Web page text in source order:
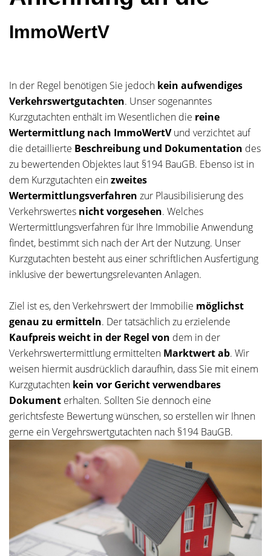
ImmoWertV
In der Regel benötigen Sie jedoch kein aufwendiges
Verkehrswertgutachten. Unser sogenanntes
Kurzgutachten enthält im Wesentlichen die reine
Wertermittlung nach ImmoWertVund verzichtet auf
die detaillierte Beschreibung und Dokumentation des
zu bewertenden Objektes laut §194 BauGB. Ebenso ist in
dem Kurzgutachten einzweites
Wertermittlungsverfahren zur Plausibilisierung des
Verkehrswertes nicht vorgesehen. Welches
Wertermittlungsverfahren für Ihre Immobilie Anwendung
findet, bestimmt sich nach der Art der Nutzung. Unser
Kurzgutachten besteht aus einer schriftlichen Ausfertigung
inklusive der bewertungsrelevanten Anlagen.
Ziel ist es, den Verkehrswert der Immobilie möglichst
genau zu ermitteln. Der tatsächlich zu erzielende
Kaufpreis weicht in der Regel von dem in der
Verkehrswertermittlung ermittelten Marktwert ab. Wir
weisen hiermit ausdrücklich daraufhin, dass Sie mit einem
Kurzgutachten kein vor Gericht verwendbares
Dokument erhalten. Sollten Sie dennoch eine
gerichtsfeste Bewertung wünschen, so erstellen wir Ihnen
gerne ein Vergehrswertgutachten nach §194 BauGB.